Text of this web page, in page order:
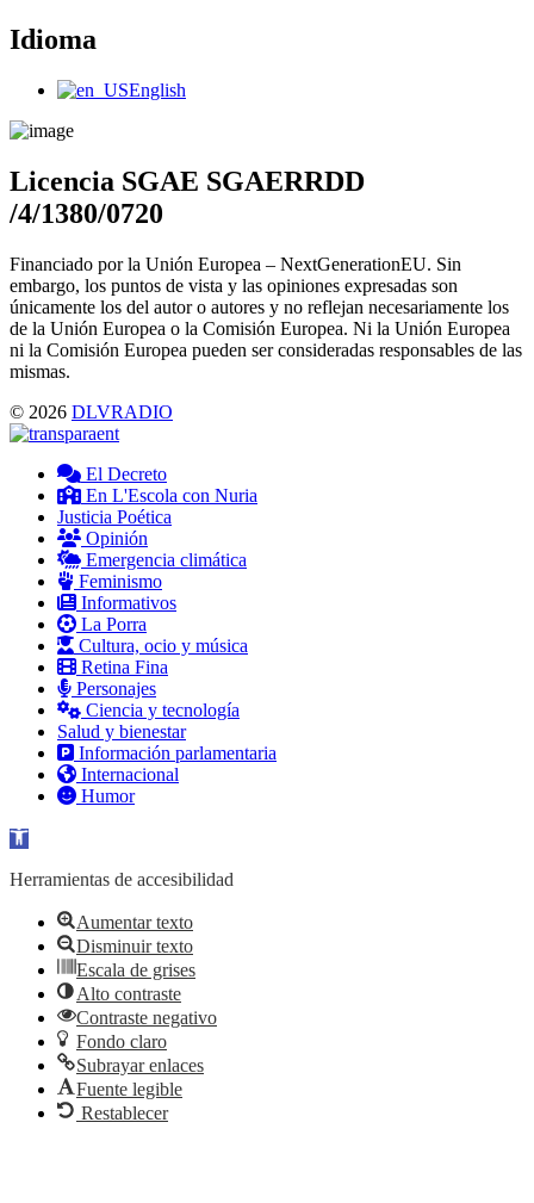
Idioma
Main
English
Licencia SGAE SGAERRDD
/4/1380/0720
Financiado por la Unión Europea – NextGenerationEU. Sin
embargo, los puntos de vista y las opiniones expresadas son
únicamente los del autor o autores y no reflejan necesariamente los
de la Unión Europea o la Comisión Europea. Ni la Unión Europea
ni la Comisión Europea pueden ser consideradas responsables de las
mismas.
© 2026 DLVRADIO
El Decreto
En L'Escola con Nuria
Justicia Poética
Opinión
Emergencia climática
Feminismo
Informativos
La Porra
Cultura, ocio y música
Retina Fina
Personajes
Ciencia y tecnología
Salud y bienestar
Información parlamentaria
Internacional
Humor
Abrir barra de herramientas
Herramientas de accesibilidad
Aumentar texto
Disminuir texto
Escala de grises
Alto contraste
Contraste negativo
Fondo claro
Subrayar enlaces
Fuente legible
Restablecer